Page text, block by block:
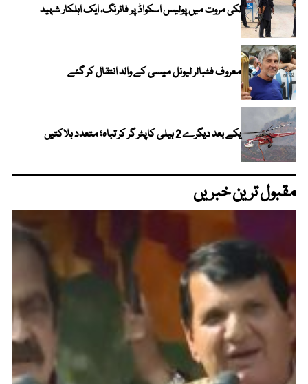
لکی مروت میں پولیس اسکواڈ پر فائرنگ، ایک اہلکار شہید
معروف فٹبالر لیونل میسی کے والد انتقال کر گئے
یکے بعد دیگرے 2 ہیلی کاپٹر گر کر تباہ؛ متعدد ہلاکتیں
مقبول ترین خبریں